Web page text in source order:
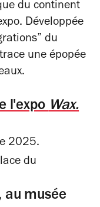
du continent
Développée
du
une épopée
l'expoWax.
2025.
du
au musée